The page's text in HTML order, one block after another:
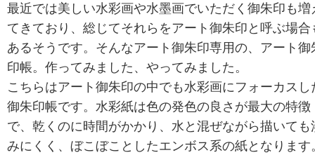
最近では美しい水彩画や水墨画でいただく御朱印も増
てきており、総じてそれらをアート御朱印と呼ぶ場合
あるそうです。そんなアート御朱印専用の、アート御
印帳。作ってみました、やってみました。
こちらはアート御朱印の中でも水彩画にフォーカスし
御朱印帳です。水彩紙は色の発色の良さが最大の特徴
で、乾くのに時間がかかり、水と混ぜながら描いても
みにくく、ぼこぼことしたエンボス系の紙となります